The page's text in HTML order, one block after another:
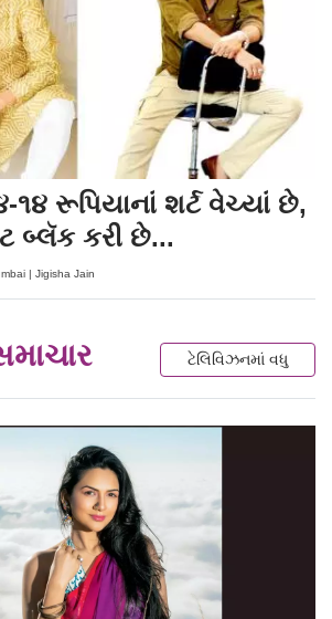
૧૪ રૂપિયાનાં શર્ટ વેચ્યાં છે,
બ્લૅક કરી છે...
| Jigisha Jain
ટેલિવિઝનમાં વધુ